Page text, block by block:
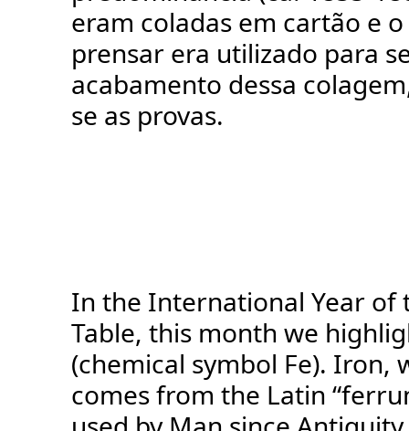
eram coladas em cartão e
prensar era utilizado para
acabamento dessa
se as provas.
In the International Year of
Table, this month we
(chemical symbol Fe). Iron,
comes from the Latin